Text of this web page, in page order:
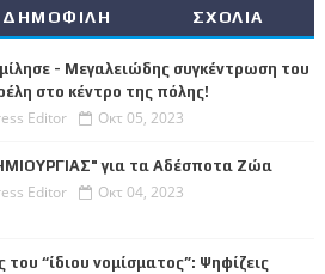
ΔΗΜΟΦΙΛΗ ΣΧΟΛΙΑ
- Μεγαλειώδης συγκέντρωση του
στο κέντρο της πόλης!
Editor Οκτ 05, 2023
για τα Αδέσποτα Ζώα
Editor Οκτ 04, 2023
του “ίδιου νομίσματος”: Ψηφίζεις